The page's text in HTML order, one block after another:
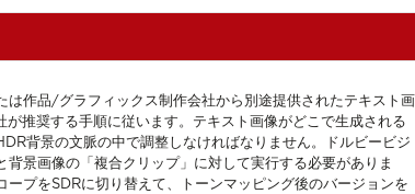
は作品/グラフィックス制作会社から別途提供されたテキスト画
推奨する手順に従います。テキスト画像がどこで生成される
背景の文脈の中で調整しなければなりません。ドルビービジ
背景画像の「複合クリップ」に対して実行する必要がありま
ープをSDRに切り替えて、トーンマッピング後のバージョンを